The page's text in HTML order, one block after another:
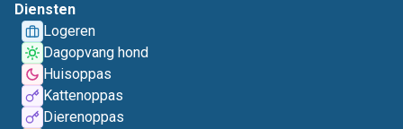
Diensten
Logeren
Dagopvang hond
Huisoppas
Kattenoppas
Dierenoppas